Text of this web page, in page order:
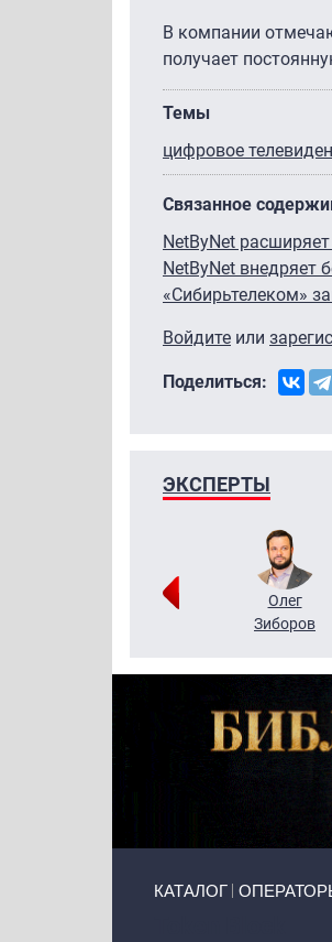
В компании
получает
Темы
цифровое
Связанное
NetByNet
NetByNet внедряет
«Сибирьтелеком»
Войдите или
Поделиться:
ЭКСПЕРТЫ
Олег
Зиборов
КАТАЛОГ